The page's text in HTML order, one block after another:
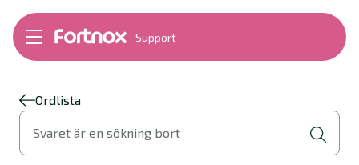
Support
Bokföring
Fakturering
Byt till Fortnox
Felsökning
Ordlista
Svaret är en sökning bort